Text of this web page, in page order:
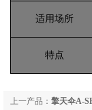
适用场所
特点
上一产品： 擎天伞A-